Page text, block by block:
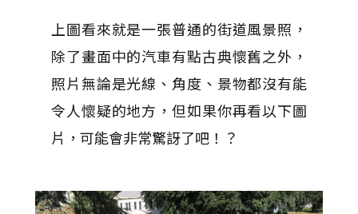
上圖看來就是一張普通的街道風景照，
除了畫面中的汽車有點古典懷舊之外，
照片無論是光線、角度、景物都沒有能
令人懷疑的地方，但如果你再看以下圖
片，可能會非常驚訝了吧！？